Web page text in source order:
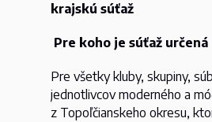
krajskú súťaž
Pre koho je súťaž určená
Pre všetky kluby, skupiny,
jednotlivcov moderného a
z Topoľčianskeho okresu,